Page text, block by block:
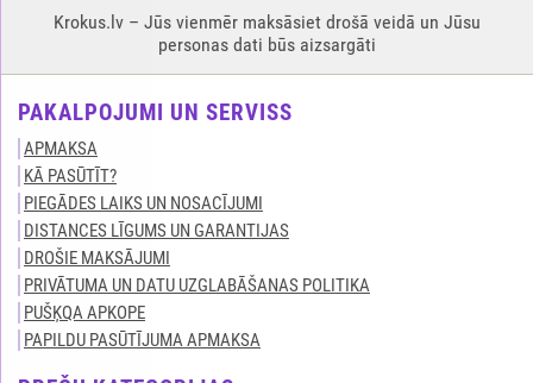
Krokus.lv – Jūs vienmēr maksāsiet drošā veidā un Jūsu
personas dati būs aizsargāti
PAKALPOJUMI UN SERVISS
APMAKSA
KĀ PASŪTĪT?
PIEGĀDES LAIKS UN NOSACĪJUMI
DISTANCES LĪGUMS UN GARANTIJAS
DROŠIE MAKSĀJUMI
PRIVĀTUMA UN DATU UZGLABĀŠANAS POLITIKA
PUŠĶQA APKOPE
PAPILDU PASŪTĪJUMA APMAKSA